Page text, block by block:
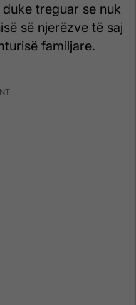
treguar se nuk
së njerëzve të saj
familjare.